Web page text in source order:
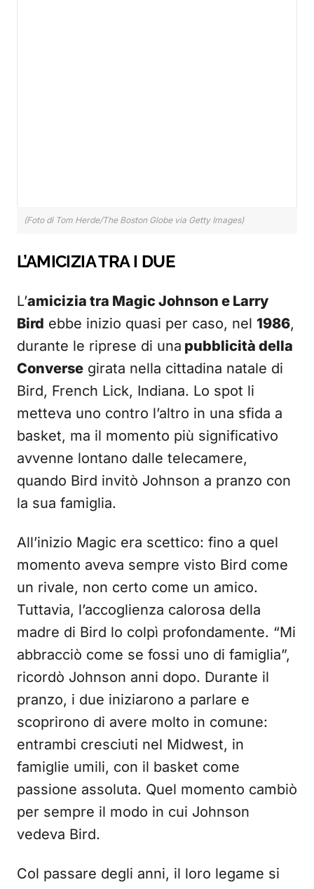
(Foto di Tom Herde/The Boston Globe via Getty Images)
L’AMICIZIA TRA I DUE
L’amicizia tra Magic Johnson e Larry
Bird ebbe inizio quasi per caso, nel 1986,
durante le riprese di una pubblicità della
Converse girata nella cittadina natale di
Bird, French Lick, Indiana. Lo spot li
metteva uno contro l’altro in una sfida a
basket, ma il momento più significativo
avvenne lontano dalle telecamere,
quando Bird invitò Johnson a pranzo con
la sua famiglia.
All’inizio Magic era scettico: fino a quel
momento aveva sempre visto Bird come
un rivale, non certo come un amico.
Tuttavia, l’accoglienza calorosa della
madre di Bird lo colpì profondamente. “Mi
abbracciò come se fossi uno di famiglia”,
ricordò Johnson anni dopo. Durante il
pranzo, i due iniziarono a parlare e
scoprirono di avere molto in comune:
entrambi cresciuti nel Midwest, in
famiglie umili, con il basket come
passione assoluta. Quel momento cambiò
per sempre il modo in cui Johnson
vedeva Bird.
Col passare degli anni, il loro legame si